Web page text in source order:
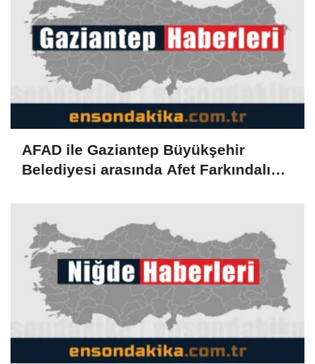
AFAD ile Gaziantep Büyükşehir
Belediyesi arasında Afet Farkındalık
protokolü